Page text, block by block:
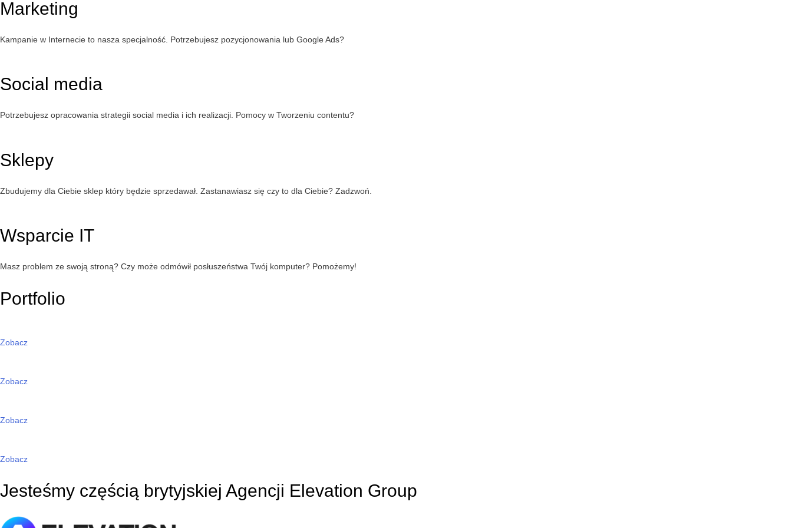
Marketing
Kampanie w Internecie to nasza specjalność. Potrzebujesz pozycjonowania lub Google Ads?
Social media
Potrzebujesz opracowania strategii social media i ich realizacji. Pomocy w Tworzeniu contentu?
Sklepy
Zbudujemy dla Ciebie sklep który będzie sprzedawał. Zastanawiasz się czy to dla Ciebie? Zadzwoń.
Wsparcie IT
Masz problem ze swoją stroną? Czy może odmówił posłuszeństwa Twój komputer? Pomożemy!
Portfolio
Zobacz
Zobacz
Zobacz
Zobacz
Jesteśmy częścią brytyjskiej Agencji Elevation Group